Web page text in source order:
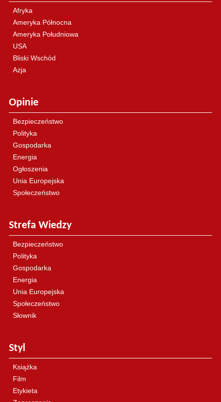
Afryka
Ameryka Północna
Ameryka Południowa
USA
Bliski Wschód
Azja
Opinie
Bezpieczeństwo
Polityka
Gospodarka
Energia
Ogłoszenia
Unia Europejska
Społeczeństwo
Strefa Wiedzy
Bezpieczeństwo
Polityka
Gospodarka
Energia
Unia Europejska
Społeczeństwo
Słownik
Styl
Książka
Film
Etykieta